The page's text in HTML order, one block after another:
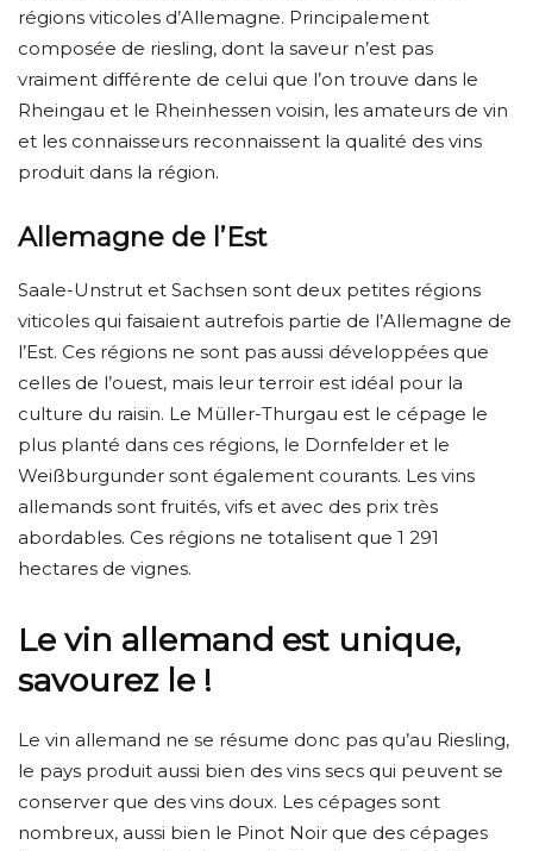
régions viticoles d’Allemagne. Principalement
composée de riesling, dont la saveur n’est pas
vraiment différente de celui que l’on trouve dans le
Rheingau et le Rheinhessen voisin, les amateurs de vin
et les connaisseurs reconnaissent la qualité des vins
produit dans la région.
Allemagne de l’Est
Saale-Unstrut et Sachsen sont deux petites régions
viticoles qui faisaient autrefois partie de l’Allemagne de
l’Est. Ces régions ne sont pas aussi développées que
celles de l’ouest, mais leur terroir est idéal pour la
culture du raisin. Le Müller-Thurgau est le cépage le
plus planté dans ces régions, le Dornfelder et le
Weißburgunder sont également courants. Les vins
allemands sont fruités, vifs et avec des prix très
abordables. Ces régions ne totalisent que 1 291
hectares de vignes.
Le vin allemand est unique,
savourez le !
Le vin allemand ne se résume donc pas qu’au Riesling,
le pays produit aussi bien des vins secs qui peuvent se
conserver que des vins doux. Les cépages sont
nombreux, aussi bien le Pinot Noir que des cépages